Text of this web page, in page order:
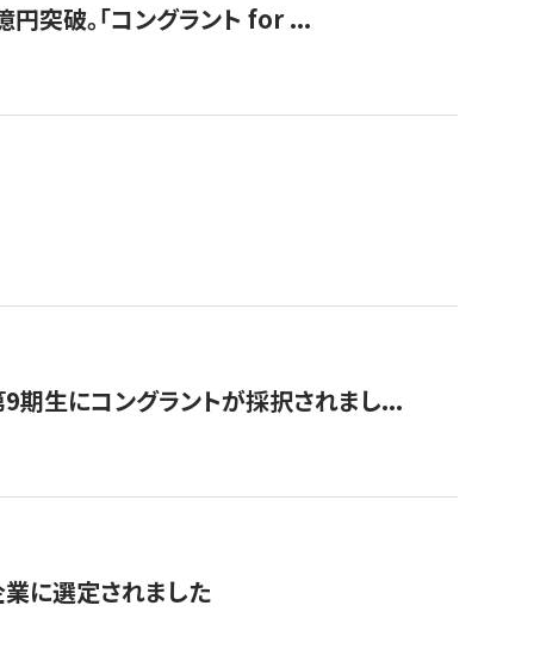
突破。「コングラント for ...
9期生にコングラントが採択されまし...
に選定されました